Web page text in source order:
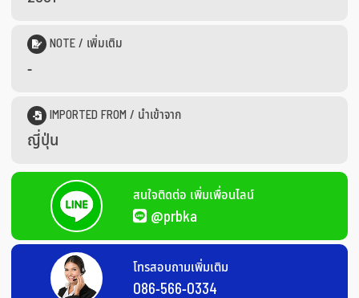
NOTE / เพิ่มเติม
-
IMPORTED FROM / นำเข้าจาก
ญี่ปุ่น
สนใจติดต่อ เพิ่มเพื่อนไลน์
@prbka
โทรสอบถามเพิ่มเติม
086-566-0334